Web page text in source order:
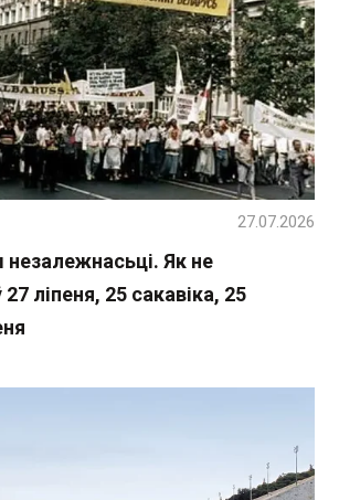
Як не
ліпеня, 25 сакавіка, 25
27.07.2026